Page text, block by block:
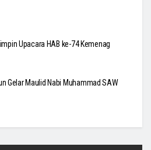
Upacara HAB ke-74 Kemenag
Gelar Maulid Nabi Muhammad SAW